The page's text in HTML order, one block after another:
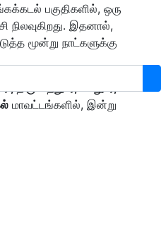
பகுதிகளில், ஒரு
நிலவுகிறது. இதனால்,
மூன்று நாட்களுக்கு
மாவட்டங்களில், இன்று